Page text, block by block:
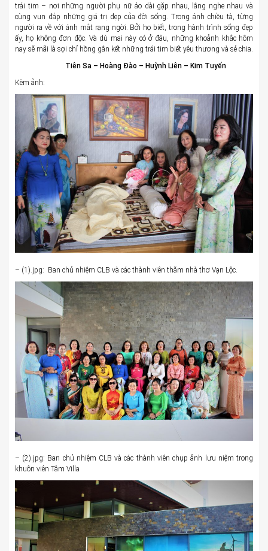
trái tim – nơi những người phụ nữ áo dài gặp nhau, lắng nghe nhau và
cùng vun đắp những giá trị đẹp của đời sống. Trong ánh chiều tà, từng
người ra về với ánh mắt rạng ngời. Bởi họ biết, trong hành trình sống đẹp
ấy, họ không đơn độc. Và dù mai này có ở đâu, những khoảnh khắc hôm
nay sẽ mãi là sợi chỉ hồng gắn kết những trái tim biết yêu thương và sẻ chia.
Tiên Sa – Hoàng Đào – Huỳnh Liên – Kim Tuyến
Kèm ảnh:
– (1).jpg: Ban chủ nhiệm CLB và các thành viên thăm nhà thơ Vạn Lộc.
– (2).jpg: Ban chủ nhiệm CLB và các thành viên chụp ảnh lưu niệm trong
khuôn viên Tâm Villa